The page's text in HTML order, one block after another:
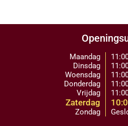
Maandag
Dinsdag
Woensdag
Donderdag
Vrijdag
Zaterdag
Zondag